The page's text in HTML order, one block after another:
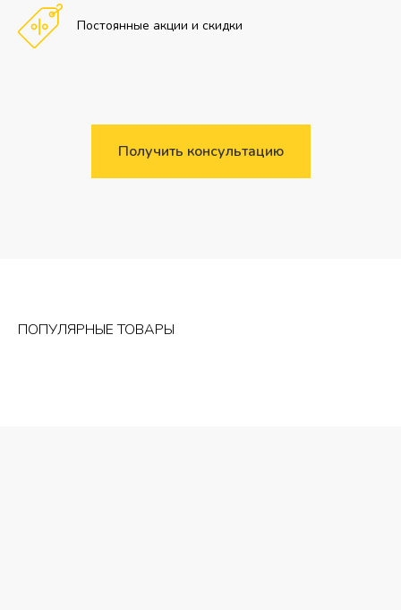
Постоянные акции и скидки
Получить консультацию
ПОПУЛЯРНЫЕ ТОВАРЫ